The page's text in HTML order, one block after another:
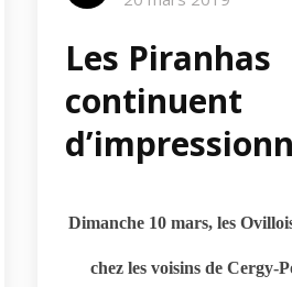
Les Piranhas
continuent
Dimanche 10 mars, les
chez les voisins de Cergy-